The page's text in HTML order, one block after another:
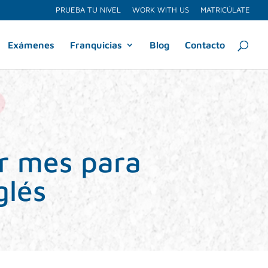
PRUEBA TU NIVEL WORK WITH US MATRICÚLATE
Exámenes Franquicias Blog Contacto
mes para